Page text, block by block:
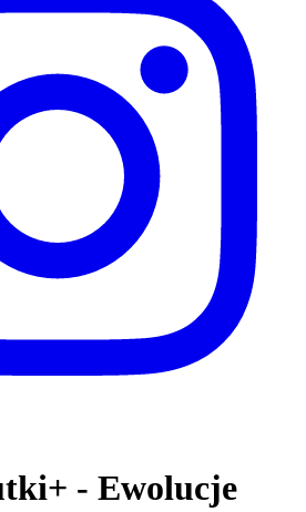
- Ewolucje